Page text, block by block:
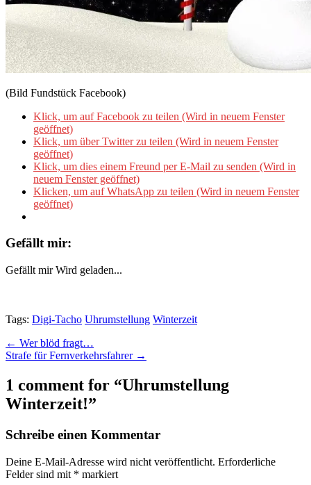
(Bild Fundstück Facebook)
Klick, um auf Facebook zu teilen (Wird in neuem Fenster
geöffnet)
Klick, um über Twitter zu teilen (Wird in neuem Fenster
geöffnet)
Klick, um dies einem Freund per E-Mail zu senden (Wird in
neuem Fenster geöffnet)
Klicken, um auf WhatsApp zu teilen (Wird in neuem Fenster
geöffnet)
Gefällt mir:
Gefällt mir Wird geladen...
Tags: Digi-Tacho Uhrumstellung Winterzeit
Post
navigation
← Wer blöd fragt…
Strafe für Fernverkehrsfahrer →
1 comment for “Uhrumstellung
Winterzeit!”
Schreibe einen Kommentar
Deine E-Mail-Adresse wird nicht veröffentlicht. Erforderliche
Felder sind mit * markiert